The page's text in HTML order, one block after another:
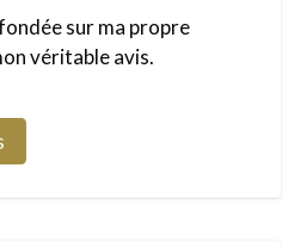
sur ma propre
véritable avis.